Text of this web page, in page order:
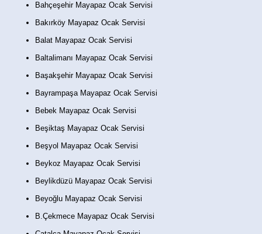
Bahçeşehir Mayapaz Ocak Servisi
Bakırköy Mayapaz Ocak Servisi
Balat Mayapaz Ocak Servisi
Baltalimanı Mayapaz Ocak Servisi
Başakşehir Mayapaz Ocak Servisi
Bayrampaşa Mayapaz Ocak Servisi
Bebek Mayapaz Ocak Servisi
Beşiktaş Mayapaz Ocak Servisi
Beşyol Mayapaz Ocak Servisi
Beykoz Mayapaz Ocak Servisi
Beylikdüzü Mayapaz Ocak Servisi
Beyoğlu Mayapaz Ocak Servisi
B.Çekmece Mayapaz Ocak Servisi